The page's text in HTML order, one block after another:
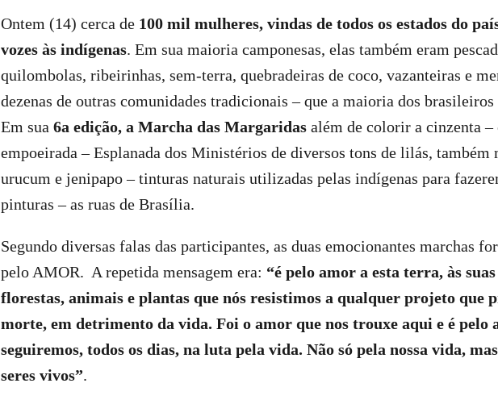
Ontem (14) cerca de 100 mil mulheres, vindas de todos os estados do
vozes às indígenas. Em sua maioria camponesas, elas também eram
quilombolas, ribeirinhas, sem-terra, quebradeiras de coco, vazanteiras e
dezenas de outras comunidades tradicionais – que a maioria dos brasileiros
Em sua 6a edição, a Marcha das Margaridas além de colorir a cinzenta –
empoeirada – Esplanada dos Ministérios de diversos tons de lilás, também
urucum e jenipapo – tinturas naturais utilizadas pelas indígenas para
pinturas – as ruas de Brasília.
Segundo diversas falas das participantes, as duas emocionantes marchas
pelo AMOR. A repetida mensagem era: “é pelo amor a esta terra, às
florestas, animais e plantas que nós resistimos a qualquer projeto que
morte, em detrimento da vida. Foi o amor que nos trouxe aqui e é pelo
seguiremos, todos os dias, na luta pela vida. Não só pela nossa vida,
seres vivos”.